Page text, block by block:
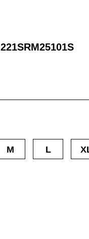
M L
221SRM25101S